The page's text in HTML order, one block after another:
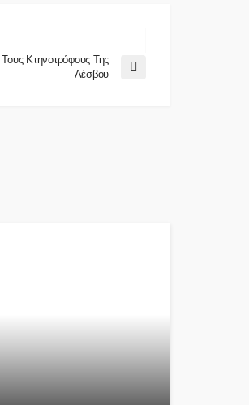
Κτηνοτρόφους Της
Λέσβου